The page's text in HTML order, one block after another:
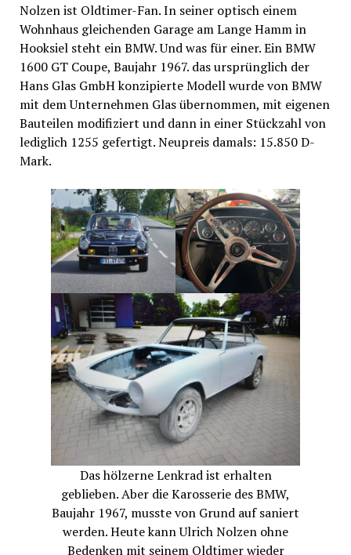
Nolzen ist Oldtimer-Fan. In seiner optisch einem
Wohnhaus gleichenden Garage am Lange Hamm in
Hooksiel steht ein BMW. Und was für einer. Ein BMW
1600 GT Coupe, Baujahr 1967. das ursprünglich der
Hans Glas GmbH konzipierte Modell wurde von BMW
mit dem Unternehmen Glas übernommen, mit eigenen
Bauteilen modifiziert und dann in einer Stückzahl von
lediglich 1255 gefertigt. Neupreis damals: 15.850 D-
Mark.
Das hölzerne Lenkrad ist erhalten
geblieben. Aber die Karosserie des BMW,
Baujahr 1967, musste von Grund auf saniert
werden. Heute kann Ulrich Nolzen ohne
Bedenken mit seinem Oldtimer wieder